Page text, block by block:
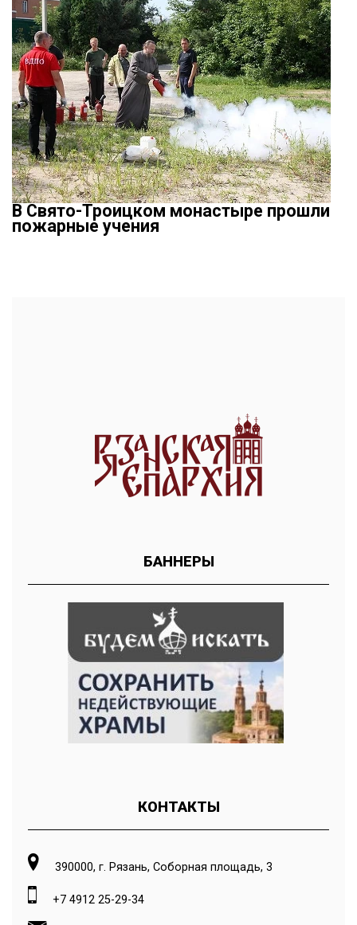
В Свято-Троицком монастыре прошли
пожарные учения
БАННЕРЫ
КОНТАКТЫ
390000, г. Рязань, Соборная площадь, 3
+7 4912 25-29-34